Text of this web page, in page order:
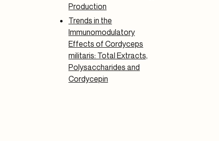
Production
Trends in the
Immunomodulatory
Effects of Cordyceps
militaris: Total Extracts,
Polysaccharides and
Cordycepin